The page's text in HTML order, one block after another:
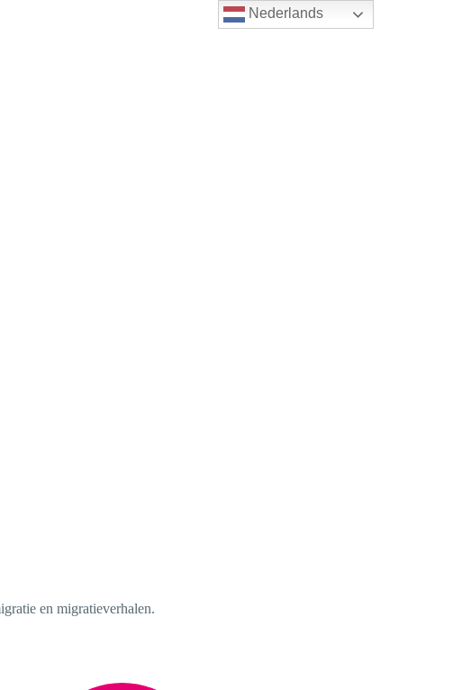
Nederlands
en migratieverhalen.